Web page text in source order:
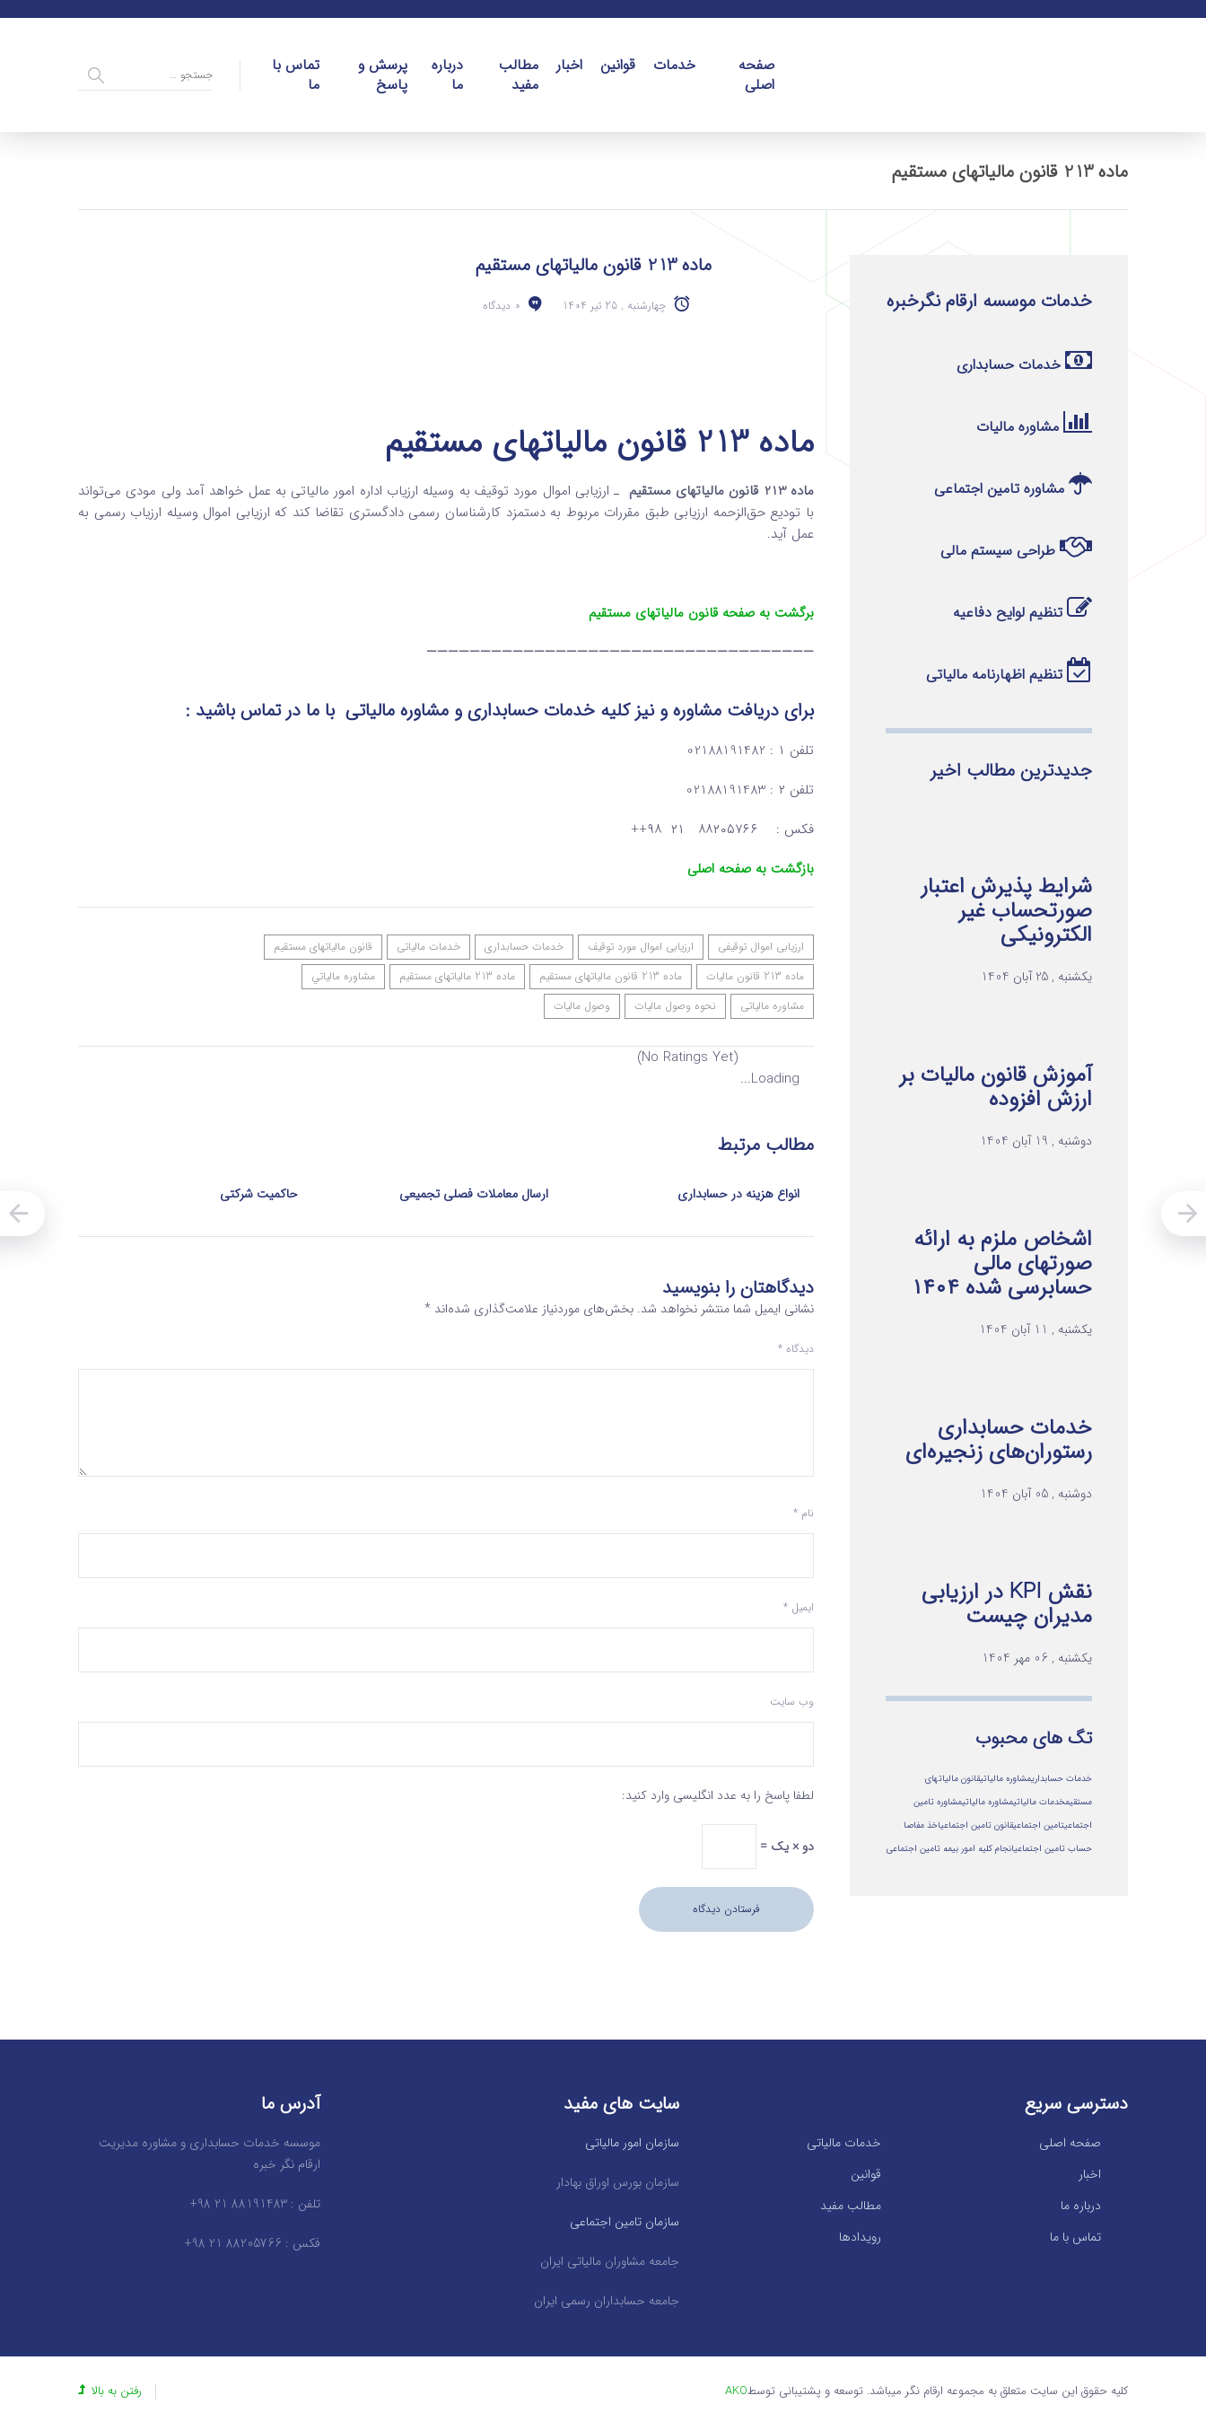
صفحه
اصلی
خدمات قوانین اخبار
مطالب
مفید
درباره
ما
پرسش و
پاسخ
تماس با
ما
ماده 213 قانون مالیاتهای مستقیم
ماده 213 قانون مالیاتهای مستقیم
چهارشنبه , 25 تیر 1404 0 دیدگاه
ماده 213 قانون مالیاتهای مستقیم
ماده 213 قانون مالیاتهای مستقیم
ـ ارزیابی اموال مورد توقیف به وسیله ارزیاب اداره ‌امور مالیاتی به عمل خواهد آمد ولی مودی می‌تواند
با تودیع حق‌الزحمه ارزیابی طبق مقررات مربوط به دستمزد کارشناسان رسمی دادگستری تقاضا کند که ارزیابی اموال وسیله‌ ارزیاب رسمی به
عمل آید.
برگشت به صفحه قانون مالیاتهای مستقیم
————————————————————————————————————
برای دریافت مشاوره و نیز کلیه خدمات حسابداری و مشاوره مالیاتیبا ما در تماسباشید :
تلفن ۱ : 02188191482
تلفن ۲ : 02188191483
فکس : ۸۸۲۰۵۷۶۶ ۲۱ ۹۸++
بازگشت به صفحه اصلی
ارزیابی اموال توقیفی ارزیابی اموال مورد توقیف خدمات حسابداری خدمات مالیاتی
قانون مالیاتهای مستقیم
ماده 213 قانون مالیات
ماده 213 قانون مالیاتهای مستقیم ماده 213 مالیاتهای مستقیم
مشاوره مالياتي
مشاوره مالیاتی
نحوه وصول مالیات وصول مالیات
(No Ratings Yet)
Loading...
مطالب مرتبط
حاکمیت شرکتی ارسال معاملات فصلی تجمیعی انواع هزینه‌ در حسابداری
دیدگاهتان را بنویسید
نشانی ایمیل شما منتشر نخواهد شد. بخش‌های موردنیاز علامت‌گذاری شده‌اند *
دیدگاه *
نام *
ایمیل *
وب‌ سایت
لطفا پاسخ را به عدد انگلیسی وارد کنید:
دو × یک =
خدمات موسسه ارقام نگرخبره
خدمات حسابداری
مشاوره مالیات
مشاوره تامین اجتماعی
طراحی سیستم مالی
تنظیم لوایح دفاعیه
تنظیم اظهارنامه مالیاتی
جدیدترین مطالب اخیر
شرایط پذیرش اعتبار
صورتحساب غیر
الکترونیکی
یکشنبه , 25 آبان 1404
آموزش قانون مالیات بر
ارزش افزوده
دوشنبه , 19 آبان 1404
اشخاص ملزم به ارائه
صورتهای مالی
حسابرسی شده ۱۴۰۴
یکشنبه , 11 آبان 1404
خدمات حسابداری
رستوران‌های زنجیره‌ای
دوشنبه , 05 آبان 1404
نقش KPI در ارزیابی
مدیران چیست
یکشنبه , 06 مهر 1404
تگ های محبوب
خدمات حسابداریمشاوره مالیاتیقانون مالیاتهای
مستقیمخدمات مالیاتیمشاوره مالياتيمشاوره تامین
اجتماعیتامین اجتماعیقانون تامین اجتماعیاخذ مفاصا
حساب تامین اجتماعیانجام کلیه امور بیمه تامین اجتماعی
آدرس ما
موسسه خدمات حسابداری و مشاوره مدیریت
ارقام نگر خبره
تلفن : 88191483 21 98+
فکس : 88205766 21 98+
سایت های مفید
سازمان امور مالیاتی
سازمان بورس اوراق بهادار
سازمان تامین اجتماعی
جامعه مشاوران مالیاتی ایران
جامعه حسابداران رسمی ایران
دسترسی سریع
خدمات مالیاتی
صفحه اصلی
قوانین
اخبار
مطالب مفید
درباره ما
رویدادها
تماس با ما
کلیه حقوق این سایت متعلق به مجموعه ارقام نگر میباشد. توسعه و پشتیبانی توسطAKO رفتن به بالا